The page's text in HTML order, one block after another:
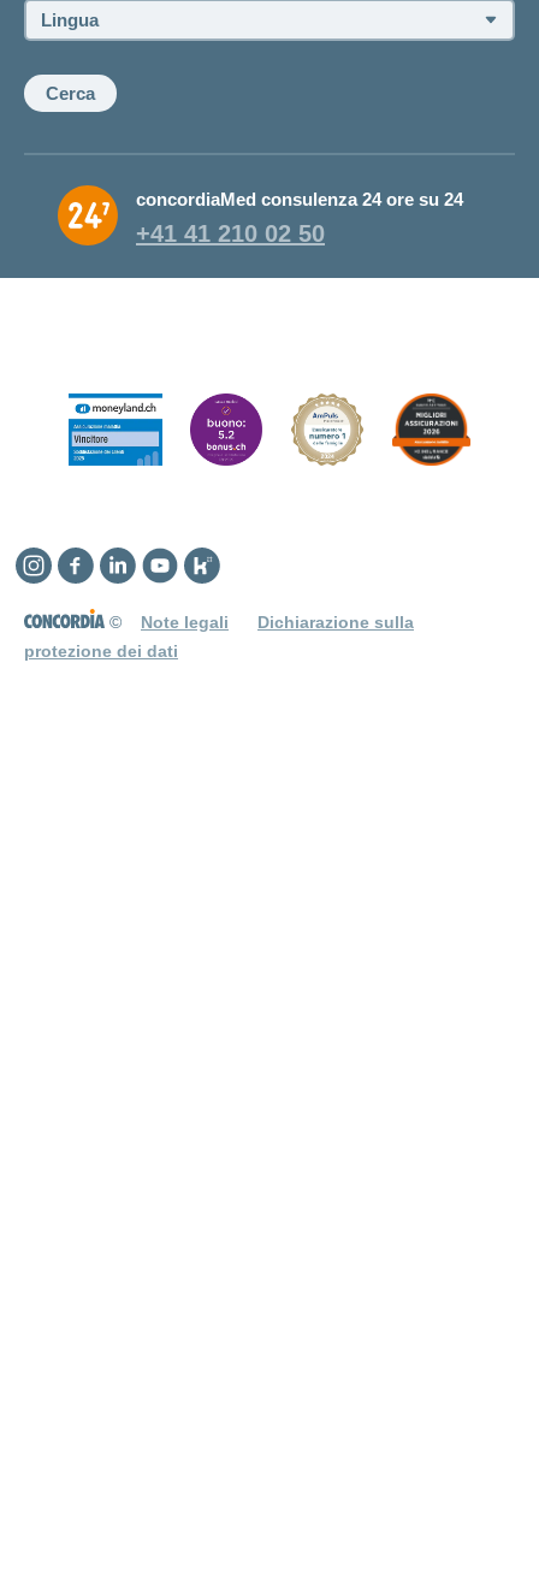
Lingua:
Cerca
concordiaMed consulenza 24 ore su 24
+41 41 210 02 50
© Note legali
Dichiarazione sulla
protezione dei dati
Instagram
Facebook
LinkedinYouTube
Kununu